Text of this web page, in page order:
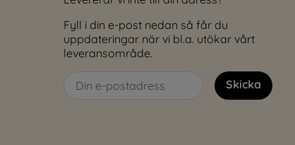
Fyll i din e-post nedan så får du
uppdateringar när vi bl.a. utökar vårt
leveransområde.
Skicka